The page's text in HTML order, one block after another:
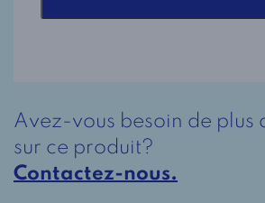
1-
2290
Couleur
Avez-vous besoin de plus
sur ce produit?
Contactez-nous.